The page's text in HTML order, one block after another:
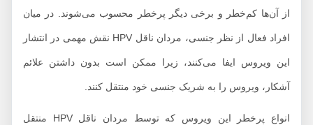
از آن‌ها کم‌خطر و برخی دیگر پرخطر محسوب می‌شوند. در میان
افراد فعال از نظر جنسی، مردان ناقل HPV نقش مهمی در انتشار
این ویروس ایفا می‌کنند، زیرا ممکن است بدون داشتن علائم
آشکار، ویروس را به شریک جنسی خود منتقل کنند.
انواع پرخطر این ویروس که توسط مردان ناقل HPV منتقل